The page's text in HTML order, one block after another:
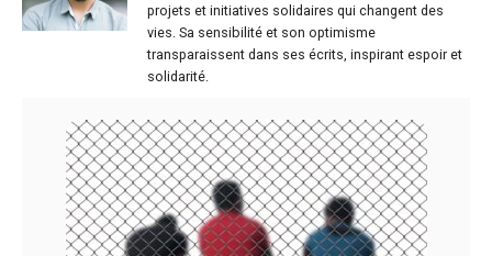
projets et initiatives solidaires qui changent des
vies. Sa sensibilité et son optimisme
transparaissent dans ses écrits, inspirant espoir et
solidarité.